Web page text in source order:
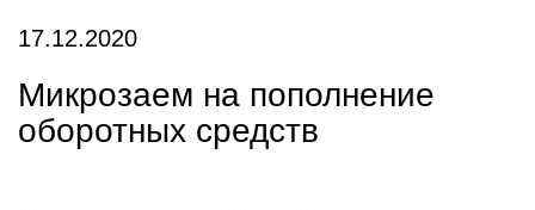
17.12.2020
Микрозаем на пополнение
оборотных средств